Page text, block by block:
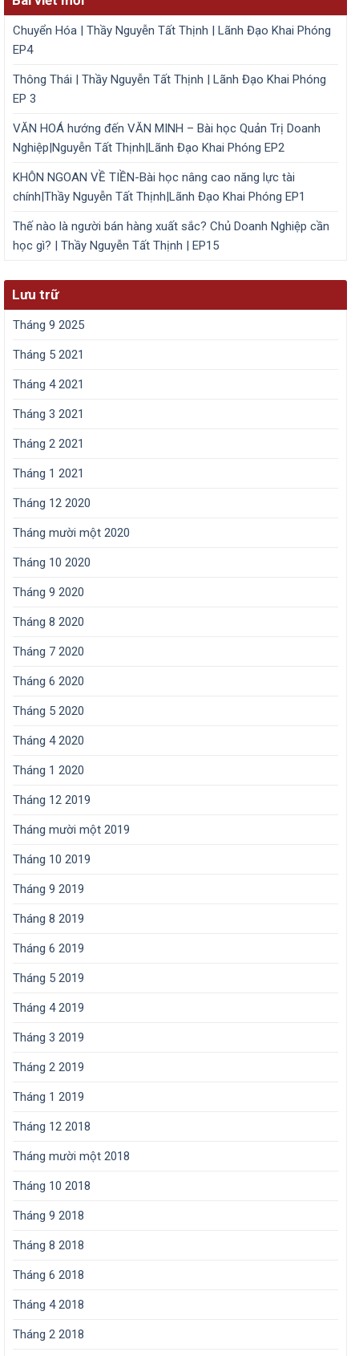
Chuyển Hóa | Thầy Nguyễn Tất Thịnh | Lãnh Đạo Khai Phóng
EP4
Thông Thái | Thầy Nguyễn Tất Thịnh | Lãnh Đạo Khai Phóng
EP 3
VĂN HOÁ hướng đến VĂN MINH – Bài học Quản Trị Doanh
Nghiệp|Nguyễn Tất Thịnh|Lãnh Đạo Khai Phóng EP2
KHÔN NGOAN VỀ TIỀN-Bài học nâng cao năng lực tài
chính|Thầy Nguyễn Tất Thịnh|Lãnh Đạo Khai Phóng EP1
Thế nào là người bán hàng xuất sắc? Chủ Doanh Nghiệp cần
học gì? | Thầy Nguyễn Tất Thịnh | EP15
Lưu trữ
Tháng 9 2025
Tháng 5 2021
Tháng 4 2021
Tháng 3 2021
Tháng 2 2021
Tháng 1 2021
Tháng 12 2020
Tháng mười một 2020
Tháng 10 2020
Tháng 9 2020
Tháng 8 2020
Tháng 7 2020
Tháng 6 2020
Tháng 5 2020
Tháng 4 2020
Tháng 1 2020
Tháng 12 2019
Tháng mười một 2019
Tháng 10 2019
Tháng 9 2019
Tháng 8 2019
Tháng 6 2019
Tháng 5 2019
Tháng 4 2019
Tháng 3 2019
Tháng 2 2019
Tháng 1 2019
Tháng 12 2018
Tháng mười một 2018
Tháng 10 2018
Tháng 9 2018
Tháng 8 2018
Tháng 6 2018
Tháng 4 2018
Tháng 2 2018